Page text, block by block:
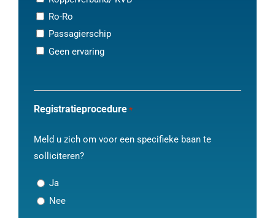
Ro-Ro
Passagierschip
Geen ervaring
Registratieprocedure *
Meld u zich om voor een specifieke baan te
solliciteren?
Ja
Nee